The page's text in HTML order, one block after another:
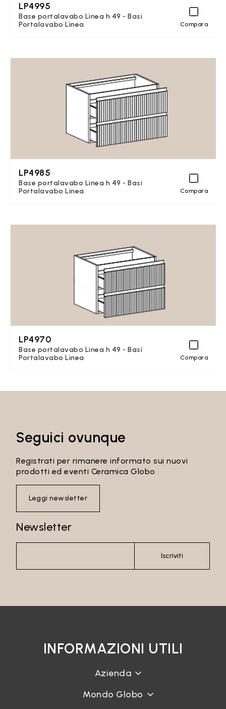
LP4995
Base portalavabo Lìnea h 49 - Basi
Portalavabo Lìnea
Compara
LP4985
Base portalavabo Lìnea h 49 - Basi
Portalavabo Lìnea
Compara
LP4970
Base portalavabo Lìnea h 49 - Basi
Portalavabo Lìnea
Compara
Seguici ovunque
Registrati per rimanere informato sui nuovi
prodotti ed eventi Ceramica Globo
Leggi newsletter
Newsletter
Iscriviti
INFORMAZIONI UTILI
Azienda
Mondo Globo